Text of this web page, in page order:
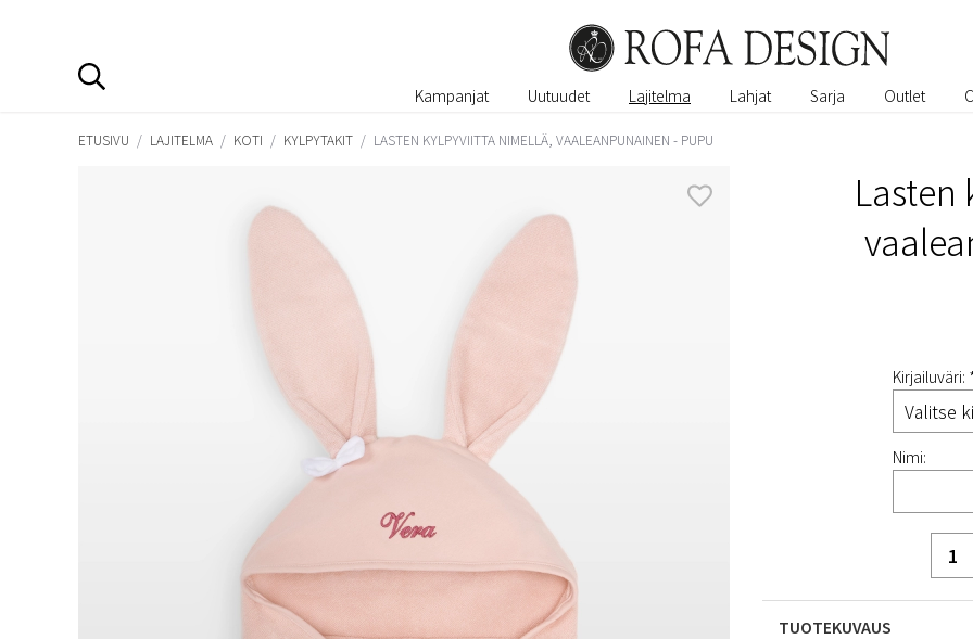
Kampanjat Uutuudet Lajitelma Lahjat Sarja Outlet
ETUSIVU / LAJITELMA / KOTI / KYLPYTAKIT / LASTEN KYLPYVIITTA NIMELLÄ, VAALEANPUNAINEN - PUPU
Kirjailuväri:
Nimi:
TUOTEKUVAUS